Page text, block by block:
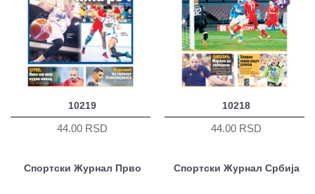
10219
44.00 RSD
10218
44.00 RSD
Спортски Журнал Прво Спортски Журнал Србија